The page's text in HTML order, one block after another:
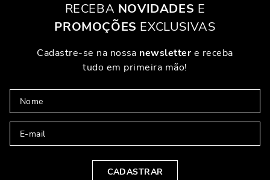
RECEBA NOVIDADES E
PROMOÇÕES EXCLUSIVAS
Cadastre-se na nossa newslettere receba
tudo em primeira mão!
CADASTRAR